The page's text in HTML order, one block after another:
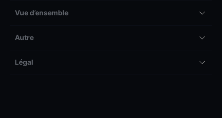
Vue d’ensemble
Autre
Légal